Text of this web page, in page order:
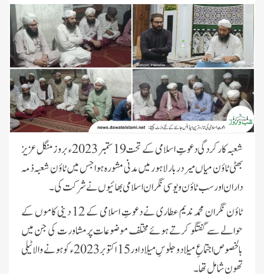
شعبہ کارکردگی دعوتِ اسلامی کے تحت 19 ستمبر 2023ء بروز منگل عزیز
بھٹی ٹاؤن میاں میر دربار لاہور میں مدنی مشورہ ہوا جس میں ٹاؤن شعبہ ذمہ
داران اور سب ٹاؤن و یوسی نگران اسلامی بھائیوں نے شرکت کی۔
ٹاؤن نگران محمد ندیم عطاری نے دعوتِ اسلامی کے 12 دینی کاموں کے
حوالے سے گفتگو کرتے ہوئے مختلف موضوعات پر مشاورت کی جن میں
بالخصوص اجتماعِ میلاد و جلوسِ میلاد اور 15 اکتوبر 2023ء کو ہونے والا ٹیلی
تھون شامل تھا۔